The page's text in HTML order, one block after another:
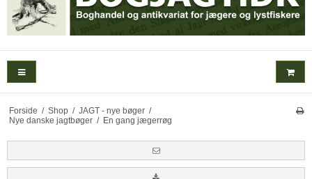
Forside / Shop / JAGT - nye bøger /
Nye danske jagtbøger / En gang jægerrøg